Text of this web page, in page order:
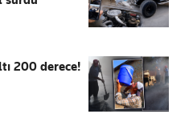
200 derece!